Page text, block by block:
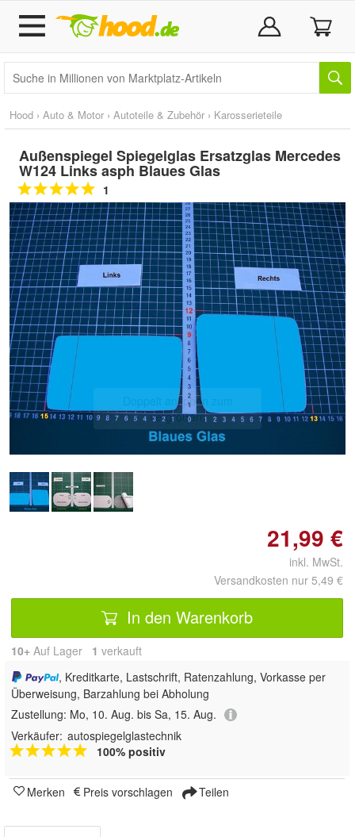
Hood › Auto & Motor › Autoteile & Zubehör › Karosserieteile
Außenspiegel Spiegelglas Ersatzglas Mercedes
W124 Links asph Blaues Glas
1
Doppelt antippen zum
vergrößern
21,99 €
inkl. MwSt.
Versandkosten nur 5,49 €
In den Warenkorb
10+ Auf Lager 1 verkauft
, Kreditkarte, Lastschrift, Ratenzahlung, Vorkasse per
Überweisung, Barzahlung bei Abholung
Zustellung: Mo, 10. Aug. bis Sa, 15. Aug.
Verkäufer: autospiegelglastechnik
100% positiv
Merken Preis vorschlagen Teilen